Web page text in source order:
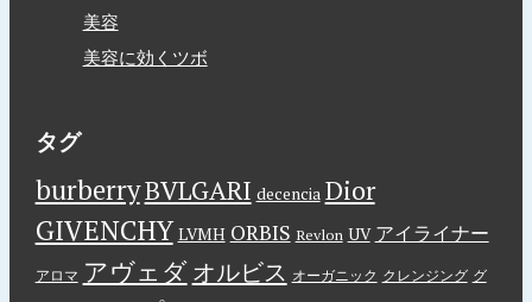
美容
美容に効くツボ
タグ
burberryBVLGARI decencia Dior
GIVENCHY LVMH ORBIS Revlon UV アイライナー
アロマ アヴェダ オルビス オーガニック クレンジング グ